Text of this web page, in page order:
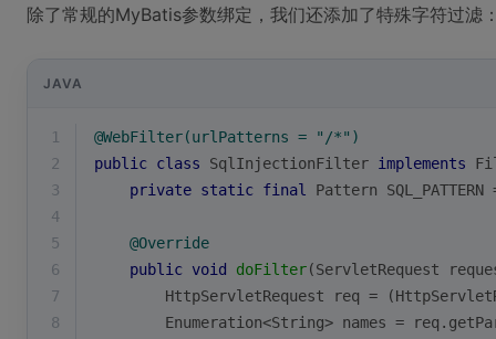
除了常规的MyBatis参数绑定，我们还添加了特殊字符过滤
JAVA
1
@WebFilter(urlPatterns = "/*")
2
public class SqlInjectionFilter implements
3
private static final
Pattern
4
5
@Override
6
public void doFilter(ServletRequest
7
HttpServletRequest req =
8
Enumeration<String> names =